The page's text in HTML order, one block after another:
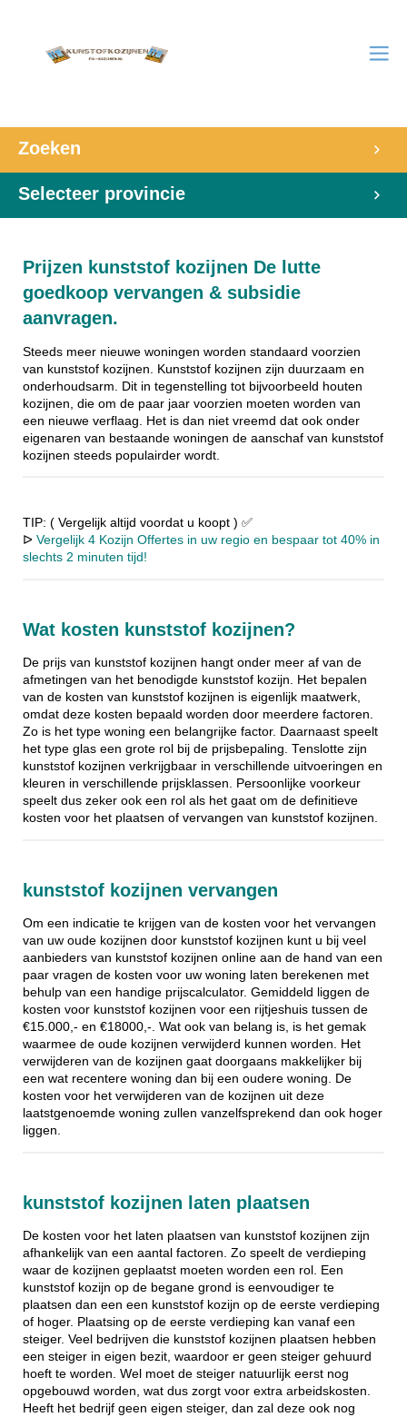
Zoeken
Selecteer provincie
Prijzen kunststof kozijnen De lutte
goedkoop vervangen & subsidie
aanvragen.
Steeds meer nieuwe woningen worden standaard voorzien
van kunststof kozijnen. Kunststof kozijnen zijn duurzaam en
onderhoudsarm. Dit in tegenstelling tot bijvoorbeeld houten
kozijnen, die om de paar jaar voorzien moeten worden van
een nieuwe verflaag. Het is dan niet vreemd dat ook onder
eigenaren van bestaande woningen de aanschaf van kunststof
kozijnen steeds populairder wordt.
TIP: ( Vergelijk altijd voordat u koopt ) ✅
ᐅ Vergelijk 4 Kozijn Offertes in uw regio en bespaar tot 40% in
slechts 2 minuten tijd!
Wat kosten kunststof kozijnen?
De prijs van kunststof kozijnen hangt onder meer af van de
afmetingen van het benodigde kunststof kozijn. Het bepalen
van de kosten van kunststof kozijnen is eigenlijk maatwerk,
omdat deze kosten bepaald worden door meerdere factoren.
Zo is het type woning een belangrijke factor. Daarnaast speelt
het type glas een grote rol bij de prijsbepaling. Tenslotte zijn
kunststof kozijnen verkrijgbaar in verschillende uitvoeringen en
kleuren in verschillende prijsklassen. Persoonlijke voorkeur
speelt dus zeker ook een rol als het gaat om de definitieve
kosten voor het plaatsen of vervangen van kunststof kozijnen.
kunststof kozijnen vervangen
Om een indicatie te krijgen van de kosten voor het vervangen
van uw oude kozijnen door kunststof kozijnen kunt u bij veel
aanbieders van kunststof kozijnen online aan de hand van een
paar vragen de kosten voor uw woning laten berekenen met
behulp van een handige prijscalculator. Gemiddeld liggen de
kosten voor kunststof kozijnen voor een rijtjeshuis tussen de
€15.000,- en €18000,-. Wat ook van belang is, is het gemak
waarmee de oude kozijnen verwijderd kunnen worden. Het
verwijderen van de kozijnen gaat doorgaans makkelijker bij
een wat recentere woning dan bij een oudere woning. De
kosten voor het verwijderen van de kozijnen uit deze
laatstgenoemde woning zullen vanzelfsprekend dan ook hoger
liggen.
kunststof kozijnen laten plaatsen
De kosten voor het laten plaatsen van kunststof kozijnen zijn
afhankelijk van een aantal factoren. Zo speelt de verdieping
waar de kozijnen geplaatst moeten worden een rol. Een
kunststof kozijn op de begane grond is eenvoudiger te
plaatsen dan een een kunststof kozijn op de eerste verdieping
of hoger. Plaatsing op de eerste verdieping kan vanaf een
steiger. Veel bedrijven die kunststof kozijnen plaatsen hebben
een steiger in eigen bezit, waardoor er geen steiger gehuurd
hoeft te worden. Wel moet de steiger natuurlijk eerst nog
opgebouwd worden, wat dus zorgt voor extra arbeidskosten.
Heeft het bedrijf geen eigen steiger, dan zal deze ook nog